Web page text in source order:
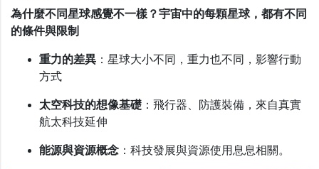
為什麼不同星球感覺不一樣？宇宙中的每顆星球，都有不同
的條件與限制
重力的差異 ：星球大小不同，重力也不同，影響行動
方式
太空科技的想像基礎 ：飛行器、防護裝備，來自真實
航太科技延伸
能源與資源概念 ：科技發展與資源使用息息相關。